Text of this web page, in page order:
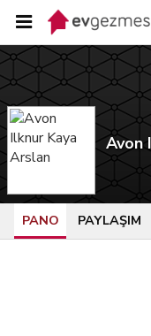
Avon
PANO PAYLAŞIM